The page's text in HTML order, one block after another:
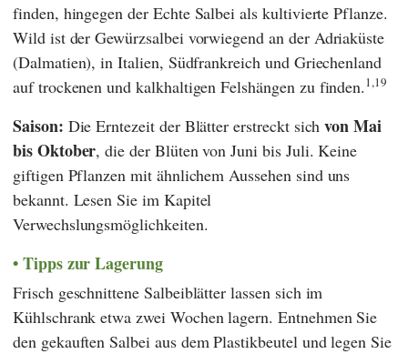
finden, hingegen der Echte Salbei als kultivierte Pflanze.
Wild ist der Gewürzsalbei vorwiegend an der Adriaküste
(Dalmatien), in Italien, Südfrankreich und Griechenland
auf trockenen und kalkhaltigen Felshängen zu finden.1,19
Saison: Die Erntezeit der Blätter erstreckt sichvon Mai
bis Oktober, die der Blüten von Juni bis Juli. Keine
giftigen Pflanzen mit ähnlichem Aussehen sind uns
bekannt. Lesen Sie im Kapitel
Verwechslungsmöglichkeiten.
Tipps zur Lagerung
Frisch geschnittene Salbeiblätter lassen sich im
Kühlschrank etwa zwei Wochen lagern. Entnehmen Sie
den gekauften Salbei aus dem Plastikbeutel und legen Sie